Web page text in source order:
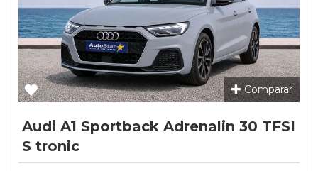
Comparar
Audi A1 Sportback Adrenalin 30 TFSI
S tronic